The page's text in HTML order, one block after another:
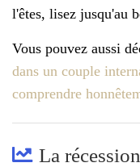
l'êtes, lisez jusqu'au
Vous pouvez aussi
dans un couple
comprendre
La